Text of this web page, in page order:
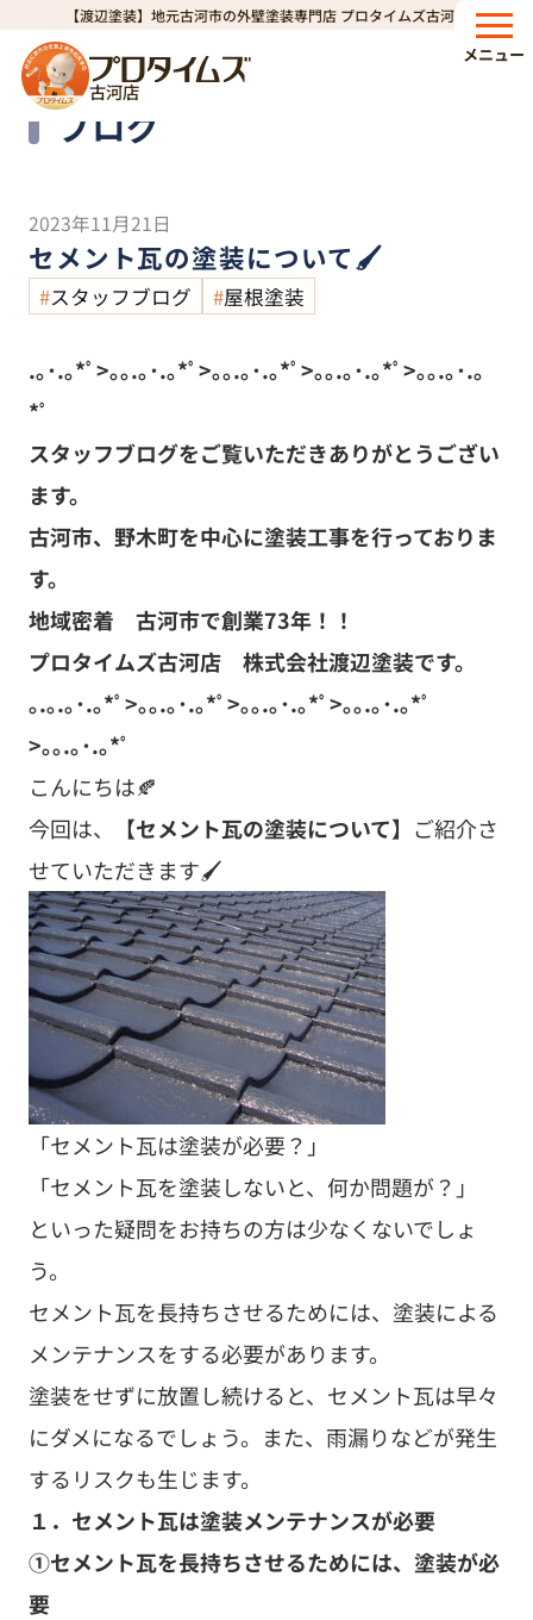
【渡辺塗装】地元古河市の外壁塗装専門店 プロタイムズ古河店
古河店
メニュー
HOME>ブログ>セメント瓦の塗装について🖌️
ブログ
Blog
2023年11月21日
セメント瓦の塗装について🖌️
スタッフブログ 屋根塗装
.｡･.｡*ﾟ>｡｡.｡･.｡*ﾟ>｡｡.｡･.｡*ﾟ>｡｡.｡･.｡*ﾟ>｡｡.｡･.｡
*ﾟ
スタッフブログをご覧いただきありがとうござい
ます。
古河市、野木町を中心に塗装工事を行っておりま
す。
地域密着 古河市で創業73年！！
プロタイムズ古河店 株式会社渡辺塗装です。
｡.｡.｡･.｡*ﾟ>｡｡.｡･.｡*ﾟ>｡｡.｡･.｡*ﾟ>｡｡.｡･.｡*ﾟ
>｡｡.｡･.｡*ﾟ
こんにちは🍂
今回は、
【セメント瓦の塗装について】 ご紹介さ
せていただきます🖌️
「セメント瓦は塗装が必要？」
「セメント瓦を塗装しないと、何か問題が？」
といった疑問をお持ちの方は少なくないでしょ
う。
セメント瓦を長持ちさせるためには、塗装による
メンテナンスをする必要があります。
塗装をせずに放置し続けると、セメント瓦は早々
にダメになるでしょう。また、雨漏りなどが発生
するリスクも生じます。
１．セメント瓦は塗装メンテナンスが必要
①セメント瓦を長持ちさせるためには、塗装が必
要